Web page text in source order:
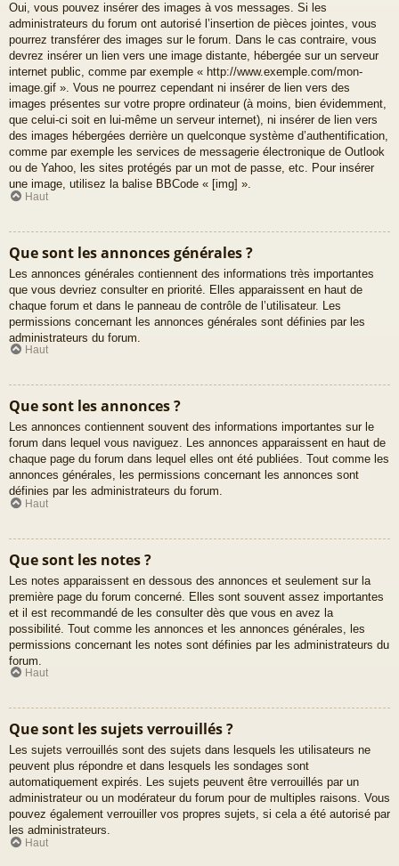
Oui, vous pouvez insérer des images à vos messages. Si les
administrateurs du forum ont autorisé l’insertion de pièces jointes, vous
pourrez transférer des images sur le forum. Dans le cas contraire, vous
devrez insérer un lien vers une image distante, hébergée sur un serveur
internet public, comme par exemple « http://www.exemple.com/mon-
image.gif ». Vous ne pourrez cependant ni insérer de lien vers des
images présentes sur votre propre ordinateur (à moins, bien évidemment,
que celui-ci soit en lui-même un serveur internet), ni insérer de lien vers
des images hébergées derrière un quelconque système d’authentification,
comme par exemple les services de messagerie électronique de Outlook
ou de Yahoo, les sites protégés par un mot de passe, etc. Pour insérer
une image, utilisez la balise BBCode « [img] ».
Haut
Que sont les annonces générales ?
Les annonces générales contiennent des informations très importantes
que vous devriez consulter en priorité. Elles apparaissent en haut de
chaque forum et dans le panneau de contrôle de l’utilisateur. Les
permissions concernant les annonces générales sont définies par les
administrateurs du forum.
Haut
Que sont les annonces ?
Les annonces contiennent souvent des informations importantes sur le
forum dans lequel vous naviguez. Les annonces apparaissent en haut de
chaque page du forum dans lequel elles ont été publiées. Tout comme les
annonces générales, les permissions concernant les annonces sont
définies par les administrateurs du forum.
Haut
Que sont les notes ?
Les notes apparaissent en dessous des annonces et seulement sur la
première page du forum concerné. Elles sont souvent assez importantes
et il est recommandé de les consulter dès que vous en avez la
possibilité. Tout comme les annonces et les annonces générales, les
permissions concernant les notes sont définies par les administrateurs du
forum.
Haut
Que sont les sujets verrouillés ?
Les sujets verrouillés sont des sujets dans lesquels les utilisateurs ne
peuvent plus répondre et dans lesquels les sondages sont
automatiquement expirés. Les sujets peuvent être verrouillés par un
administrateur ou un modérateur du forum pour de multiples raisons. Vous
pouvez également verrouiller vos propres sujets, si cela a été autorisé par
les administrateurs.
Haut